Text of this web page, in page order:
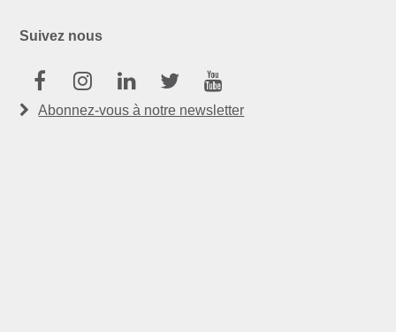
Suivez nous
FacebookInstagram
LinkedinTwitter
Abonnez-vous à notre newsletter